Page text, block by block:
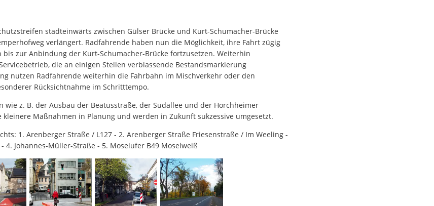
stadteinwärts zwischen Gülser Brücke und Kurt-Schumacher-Brücke
verlängert. Radfahrende haben nun die Möglichkeit, ihre Fahrt zügig
zur Anbindung der Kurt-Schumacher-Brücke fortzusetzen. Weiterhin
die an einigen Stellen verblassende Bestandsmarkierung
nutzen Radfahrende weiterhin die Fahrbahn im Mischverkehr oder den
Rücksichtnahme im Schritttempo.
wie z. B. der Ausbau der Beatusstraße, der Südallee und der Horchheimer
Maßnahmen in Planung und werden in Zukunft sukzessive umgesetzt.
1. Arenberger Straße / L127 - 2. Arenberger Straße Friesenstraße / Im Weeling -
4. Johannes-Müller-Straße - 5. Moselufer B49 Moselweiß